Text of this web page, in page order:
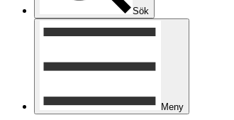
Sök
Meny